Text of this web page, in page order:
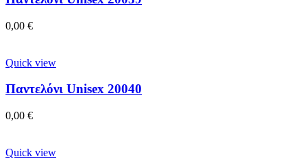
0,00 €
Quick view
Παντελόνι Unisex 20040
0,00 €
Quick view